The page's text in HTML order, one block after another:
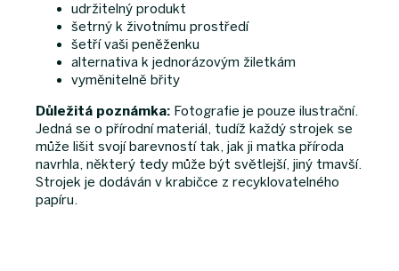
udržitelný produkt
šetrný k životnímu prostředí
šetří vaši peněženku
alternativa k jednorázovým žiletkám
vyměnitelně břity
Důležitá poznámka: Fotografie je pouze ilustrační.
Jedná se o přírodní materiál, tudíž každý strojek se
může lišit svojí barevností tak, jak ji matka příroda
navrhla, některý tedy může být světlejší, jiný tmavší.
Strojek je dodáván v krabičce z recyklovatelného
papíru.